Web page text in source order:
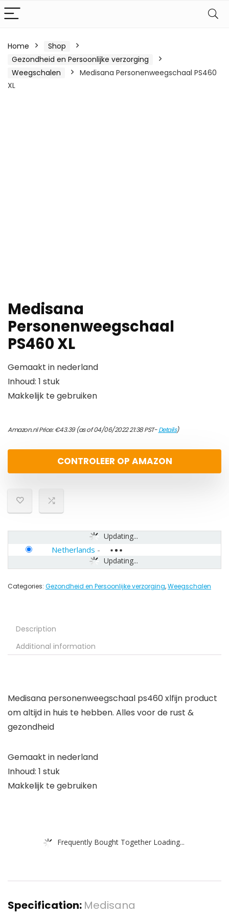
Home
Shop
Gezondheid en Persoonlijke verzorging
Weegschalen
Medisana Personenweegschaal PS460
XL
Medisana
Personenweegschaal
PS460 XL
Gemaakt in nederland
Inhoud: 1 stuk
Makkelijk te gebruiken
Amazon.nl Price:€43.39(as of 04/06/2022 21:38 PST-Details)
CONTROLEER OP AMAZON
Updating...
Updating...
Netherlands -
Categories: Gezondheid en Persoonlijke verzorging,Weegschalen
Description
Additional information
Medisana personenweegschaal ps460 xlfijn product
om altijd in huis te hebben. Alles voor de rust &
gezondheid
Gemaakt in nederland
Inhoud: 1 stuk
Makkelijk te gebruiken
Frequently Bought Together Loading...
Specification: Medisana